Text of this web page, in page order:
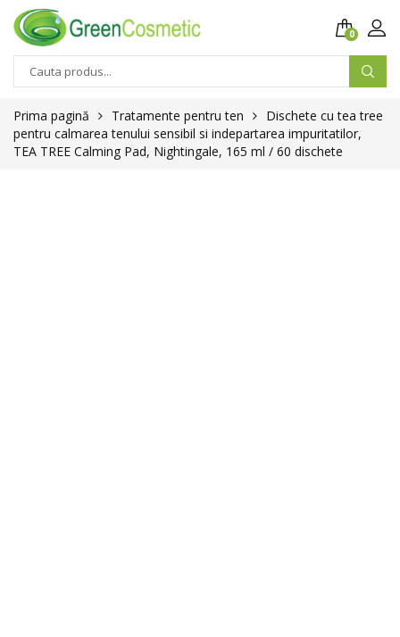
0
Prima pagină Tratamente pentru ten
Dischete cu tea tree
pentru calmarea tenului sensibil si indepartarea impuritatilor,
TEA TREE Calming Pad, Nightingale, 165 ml / 60 dischete